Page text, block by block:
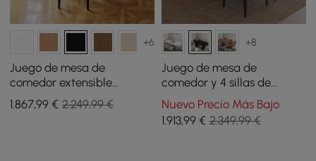
+6
Juego de mesa de
comedor extensible
Japandi de 1000-1400 mm,
negro, con 4 sillas
1.867,99 € 2.249,99 €
+8
Juego de mesa de
comedor y 4 sillas de
comedor Japandi,
ovaladas, extensibles,
negras, de 1600 mm a 2000
Nuevo Precio Más Bajo
1.913,99€ 2.349,99 €